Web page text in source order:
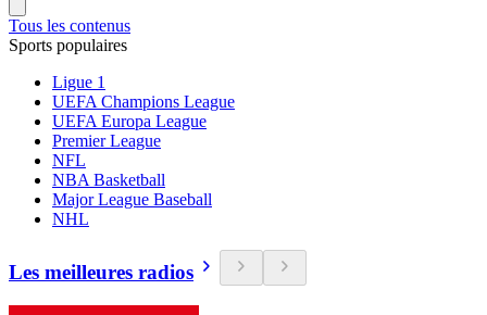
Tous les contenus
Sports populaires
Ligue 1
UEFA Champions League
UEFA Europa League
Premier League
NFL
NBA Basketball
Major League Baseball
NHL
Les meilleures radios